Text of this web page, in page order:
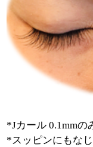
*Jカール 0.1mmの
*スッピンにもな